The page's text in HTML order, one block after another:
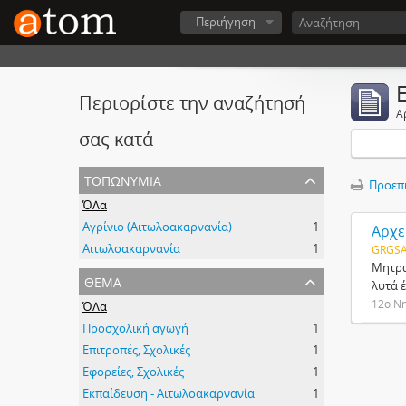
Περιήγηση
Περιορίστε την αναζήτησή
σας κατά
τοπωνύμια
ΌΛα
Αγρίνιο (Αιτωλοακαρνανία)
1
Αιτωλοακαρνανία
1
θέμα
ΌΛα
Προσχολική αγωγή
1
Επιτροπές, Σχολικές
1
Εφορείες, Σχολικές
1
Εκπαίδευση - Αιτωλοακαρνανία
1
λυτά
12ο